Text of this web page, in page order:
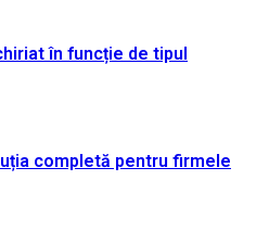
în funcție de tipul
completă pentru firmele